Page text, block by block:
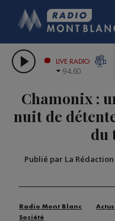
LES
GRAND
LIVE RADIO
94.60
Chamonix :
nuit de
du
Publié par La
Radio Mont Blanc
Actus
Société